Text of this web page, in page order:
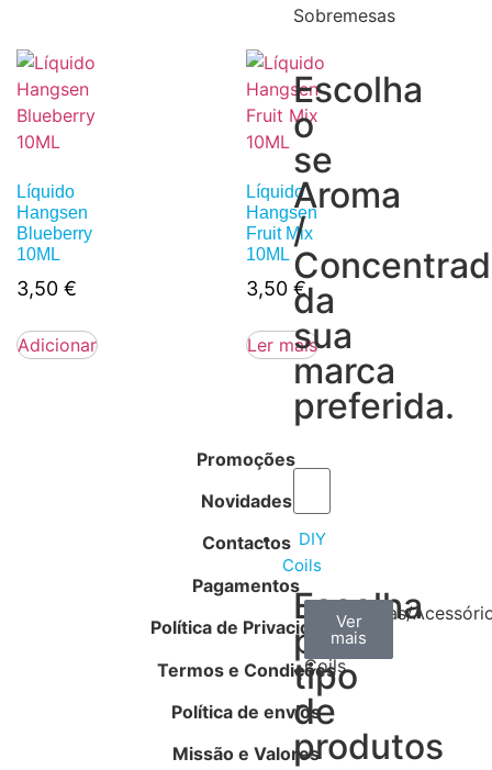
Sobremesas
Escolha
o
se
Aroma
/
da
sua
marca
preferida.
DIY
Coils
Escolha
por
tipo
de
produtos
Arame
Coils
Ver
mais
Algodão
Ver
mais
Ferramentas/
Ver
mais
Líquido
Hangsen
Blueberry
10ML
3,50 €
Adicionar
Líquido
Hangsen
Fruit Mix
10ML
3,50 €
Ler mais
Promoções
Novidades
Contactos
Pagamentos
Política de Privacidade
Termos e Condições
Política de envios
Missão e Valores